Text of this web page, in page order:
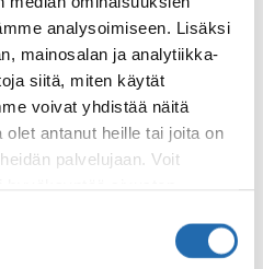
analysoimiseen. Lisäksi
mainosalan ja analytiikka-
siitä, miten käytät
voivat yhdistää näitä
antanut heille tai joita on
palvelujaan. Voit
Kultainen